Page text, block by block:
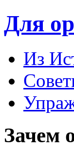
Для
Из
Зачем